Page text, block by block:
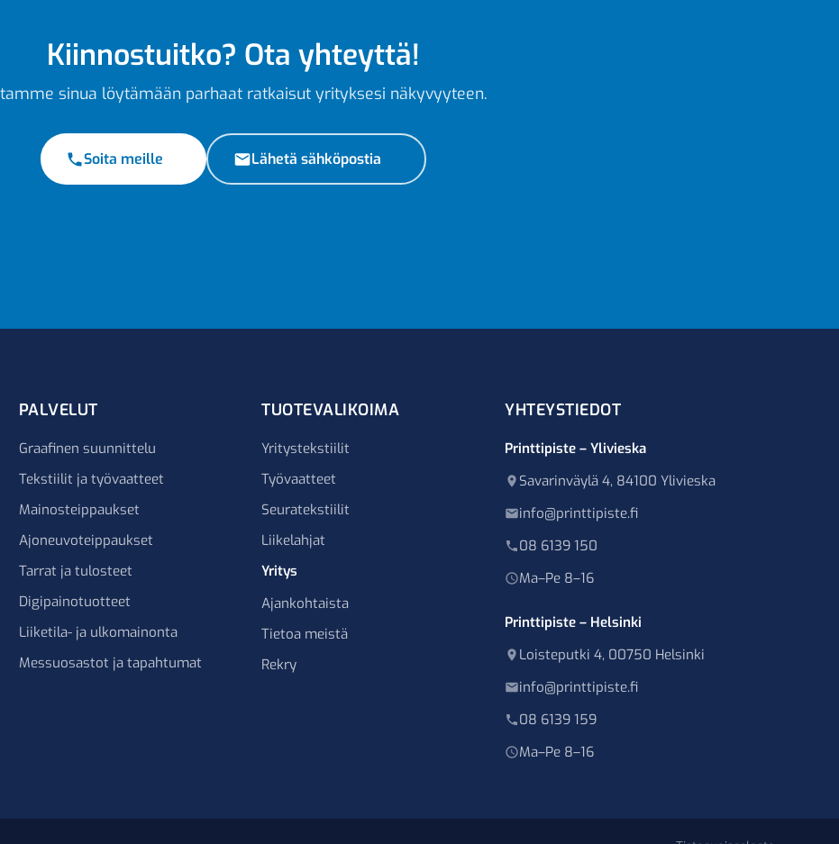
Kiinnostuitko? Ota yhteyttä!
sinua löytämään parhaat ratkaisut yrityksesi näkyvyyteen.
Soita meille Lähetä sähköpostia
PALVELUT
Graafinen suunnittelu
Tekstiilit ja työvaatteet
Mainosteippaukset
Ajoneuvoteippaukset
Tarrat ja tulosteet
Digipainotuotteet
Liiketila- ja ulkomainonta
Messuosastot ja tapahtumat
TUOTEVALIKOIMA
Yritystekstiilit
Työvaatteet
Seuratekstiilit
Liikelahjat
Yritys
Ajankohtaista
Tietoa meistä
Rekry
YHTEYSTIEDOT
Printtipiste – Ylivieska
Savarinväylä 4, 84100 Ylivieska
info@printtipiste.fi
08 6139 150
Ma–Pe 8–16
Printtipiste – Helsinki
Loisteputki 4, 00750 Helsinki
info@printtipiste.fi
08 6139 159
Ma–Pe 8–16